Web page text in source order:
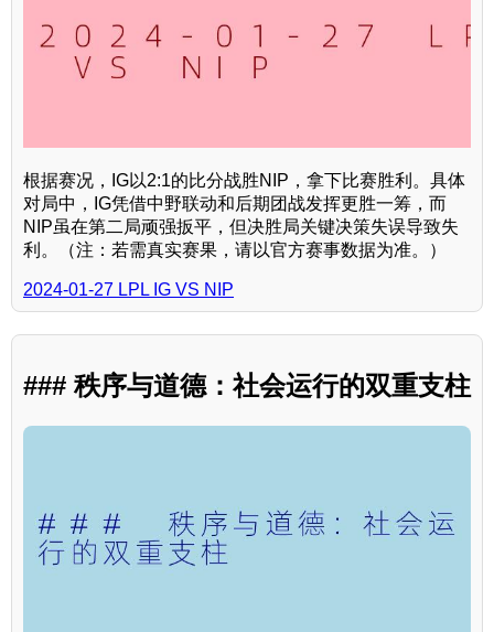
根据赛况，IG以2:1的比分战胜NIP，拿下比赛胜利。具体
对局中，IG凭借中野联动和后期团战发挥更胜一筹，而
NIP虽在第二局顽强扳平，但决胜局关键决策失误导致失
利。（注：若需真实赛果，请以官方赛事数据为准。）
2024-01-27 LPL IG VS NIP
### 秩序与道德：社会运行的双重支柱